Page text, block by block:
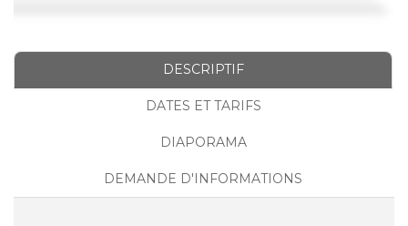
DESCRIPTIF
DATES ET TARIFS
DIAPORAMA
DEMANDE D'INFORMATIONS